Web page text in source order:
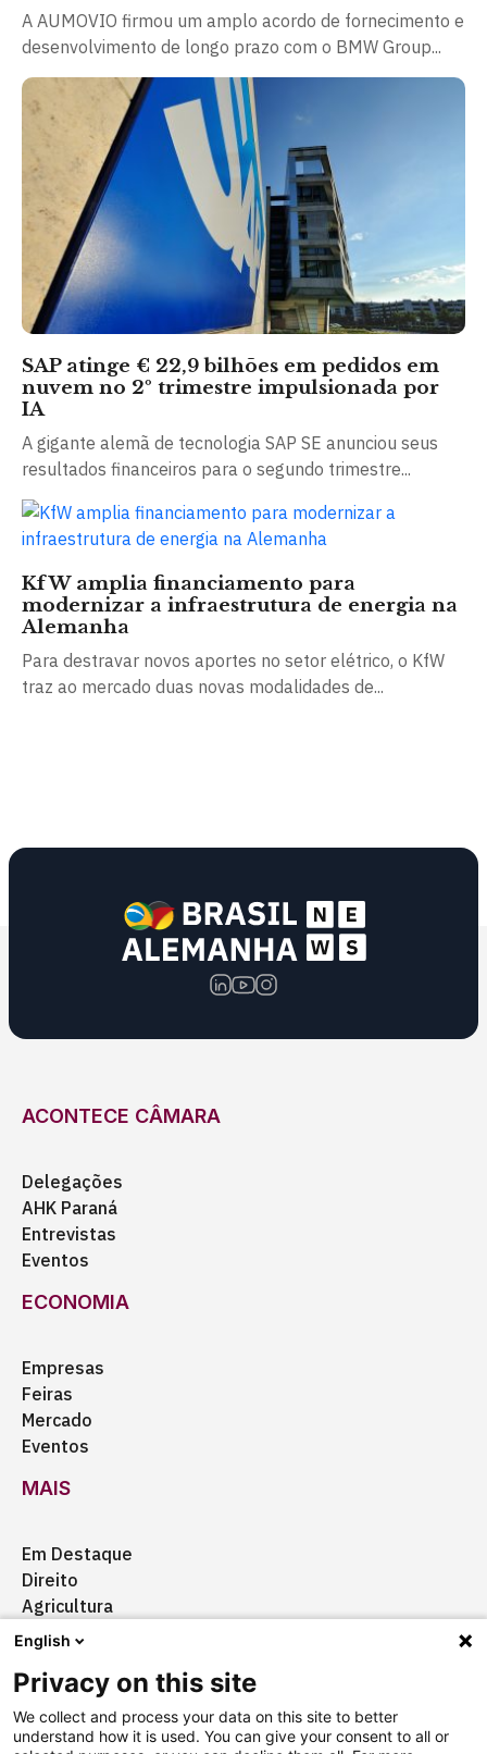
A AUMOVIO firmou um amplo acordo de fornecimento e
desenvolvimento de longo prazo com o BMW Group...
SAP atinge € 22,9 bilhões em pedidos em
nuvem no 2º trimestre impulsionada por
IA
A gigante alemã de tecnologia SAP SE anunciou seus
resultados financeiros para o segundo trimestre...
KfW amplia financiamento para
modernizar a infraestrutura de energia na
Alemanha
Para destravar novos aportes no setor elétrico, o KfW
traz ao mercado duas novas modalidades de...
ACONTECE CÂMARA
Delegações
AHK Paraná
Entrevistas
Eventos
ECONOMIA
Empresas
Feiras
Mercado
Eventos
MAIS
Em Destaque
Direito
Agricultura
Certificação
Aquisições
English
Privacy on this site
We collect and process your data on this site to better
understand how it is used. You can give your consent to all or